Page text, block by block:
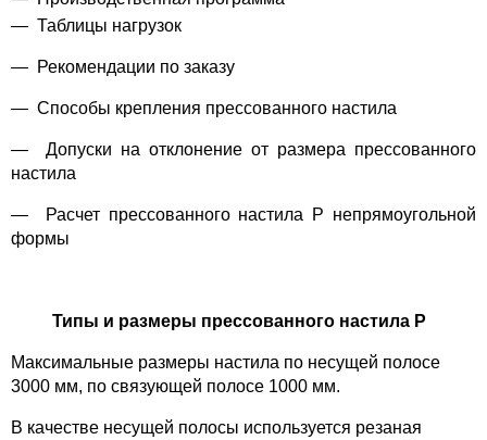
Таблицы нагрузок
— Рекомендации по заказу
— Способы крепления прессованного настила
— Допуски на отклонение от размера прессованного
настила
—
Расчет прессованного настила P непрямоугольной
формы
Типы и размеры прессованного настила Р
Максимальные размеры настила по несущей полосе
3000 мм, по связующей полосе 1000 мм.
В качестве несущей полосы используется резаная